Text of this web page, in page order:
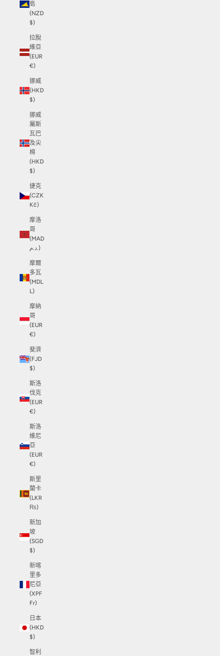
島
(NZD
$)
拉脫
維亞
(EUR
€)
挪威
(HKD
$)
挪威
屬斯
瓦巴
及尖
棉
(HKD
$)
捷克
(CZK
Kč)
摩洛
哥
(MAD
د.م.)
摩爾
多瓦
(MDL
L)
摩納
哥
(EUR
€)
斐濟
(FJD
$)
斯洛
伐克
(EUR
€)
斯洛
維尼
亞
(EUR
€)
斯里
蘭卡
(LKR
₨)
新加
坡
(SGD
$)
新喀
里多
尼亞
(XPF
Fr)
日本
(HKD
$)
智利